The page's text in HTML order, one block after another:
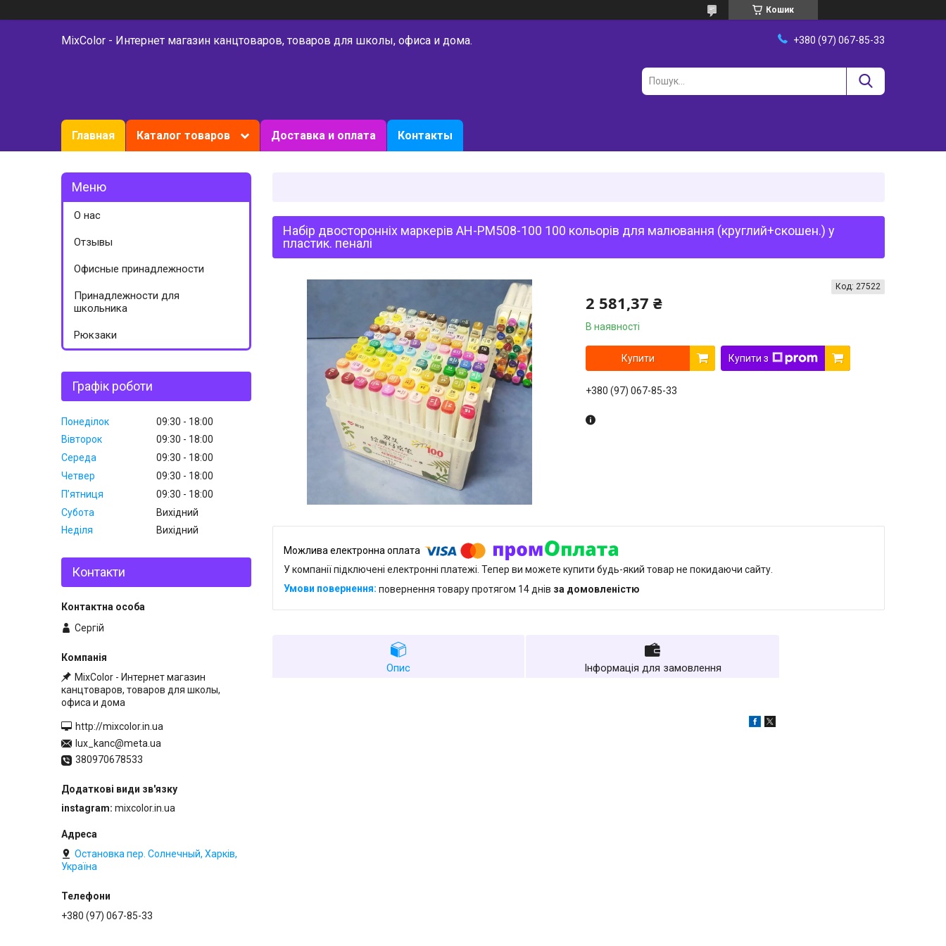
Кошик
MixColor - Интернет магазин канцтоваров, товаров для школы, офиса и дома. +380 (97) 067-85-33
Главная Каталог товаров Доставка и оплата Контакты
Набір двосторонніх маркерів AH-PM508-100 100 кольорів для малювання (круглий+скошен.) у
пластик. пеналі
2 581,37 ₴
В наявності
Код: 27522
Купити Купити з
+380 (97) 067-85-33
У компанії підключені електронні платежі. Тепер ви можете купити будь-який товар не покидаючи сайту.
повернення товару протягом 14 днів за домовленістю
Опис Інформація для замовлення
О нас
Отзывы
Офисные принадлежности
Принадлежности для
школьника
Рюкзаки
Графік роботи
Понеділок 09:30
18:00
Вівторок
09:30
18:00
Середа
09:30
18:00
Четвер
09:30
18:00
Пʼятниця
09:30
18:00
Субота
Вихідний
Неділя
Вихідний
Контакти
Сергій
MixColor - Интернет магазин
канцтоваров, товаров для школы,
офиса и дома
http://mixcolor.in.ua
lux_kanc@meta.ua
380970678533
instagram mixcolor.in.ua
Остановка пер. Солнечный, Харків,
Україна
+380 (97) 067-85-33